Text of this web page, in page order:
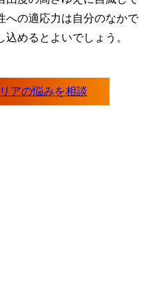
への適応力は自分のなかで
めるとよいでしょう。